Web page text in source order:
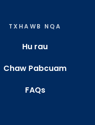
TXHAWB NQA
Hu rau
Chaw Pabcuam
FAQs